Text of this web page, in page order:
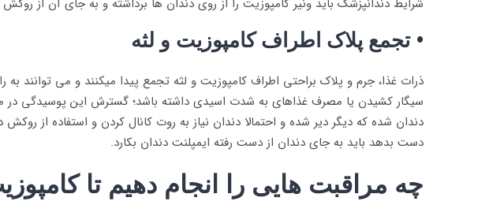
شرایط دندانپزشک باید ونیر کامپوزیت را از روی دندان ها برداشته و به جای آن از روکش
• تجمع پلاک اطراف کامپوزیت و لثه
ذرات غذا، جرم و پلاک براحتی اطراف کامپوزیت و لثه تجمع پیدا میکنند و می توانند
سیگار کشیدن یا مصرف غذاهای به شدت اسیدی داشته باشد؛ گسترش این پوسیدگی در
دندان شده که دیگر دیر شده و احتمالا دندان نیاز به روت کانال کردن و استفاده از
دست بدهد باید به جای دندان از دست رفته ایمپلنت دندان بکارد.
چه مراقبت هایی را انجام دهیم تا